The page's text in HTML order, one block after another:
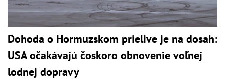
Dohoda o Hormuzskom prielive je na dosah:
USA očakávajú čoskoro obnovenie voľnej
lodnej dopravy